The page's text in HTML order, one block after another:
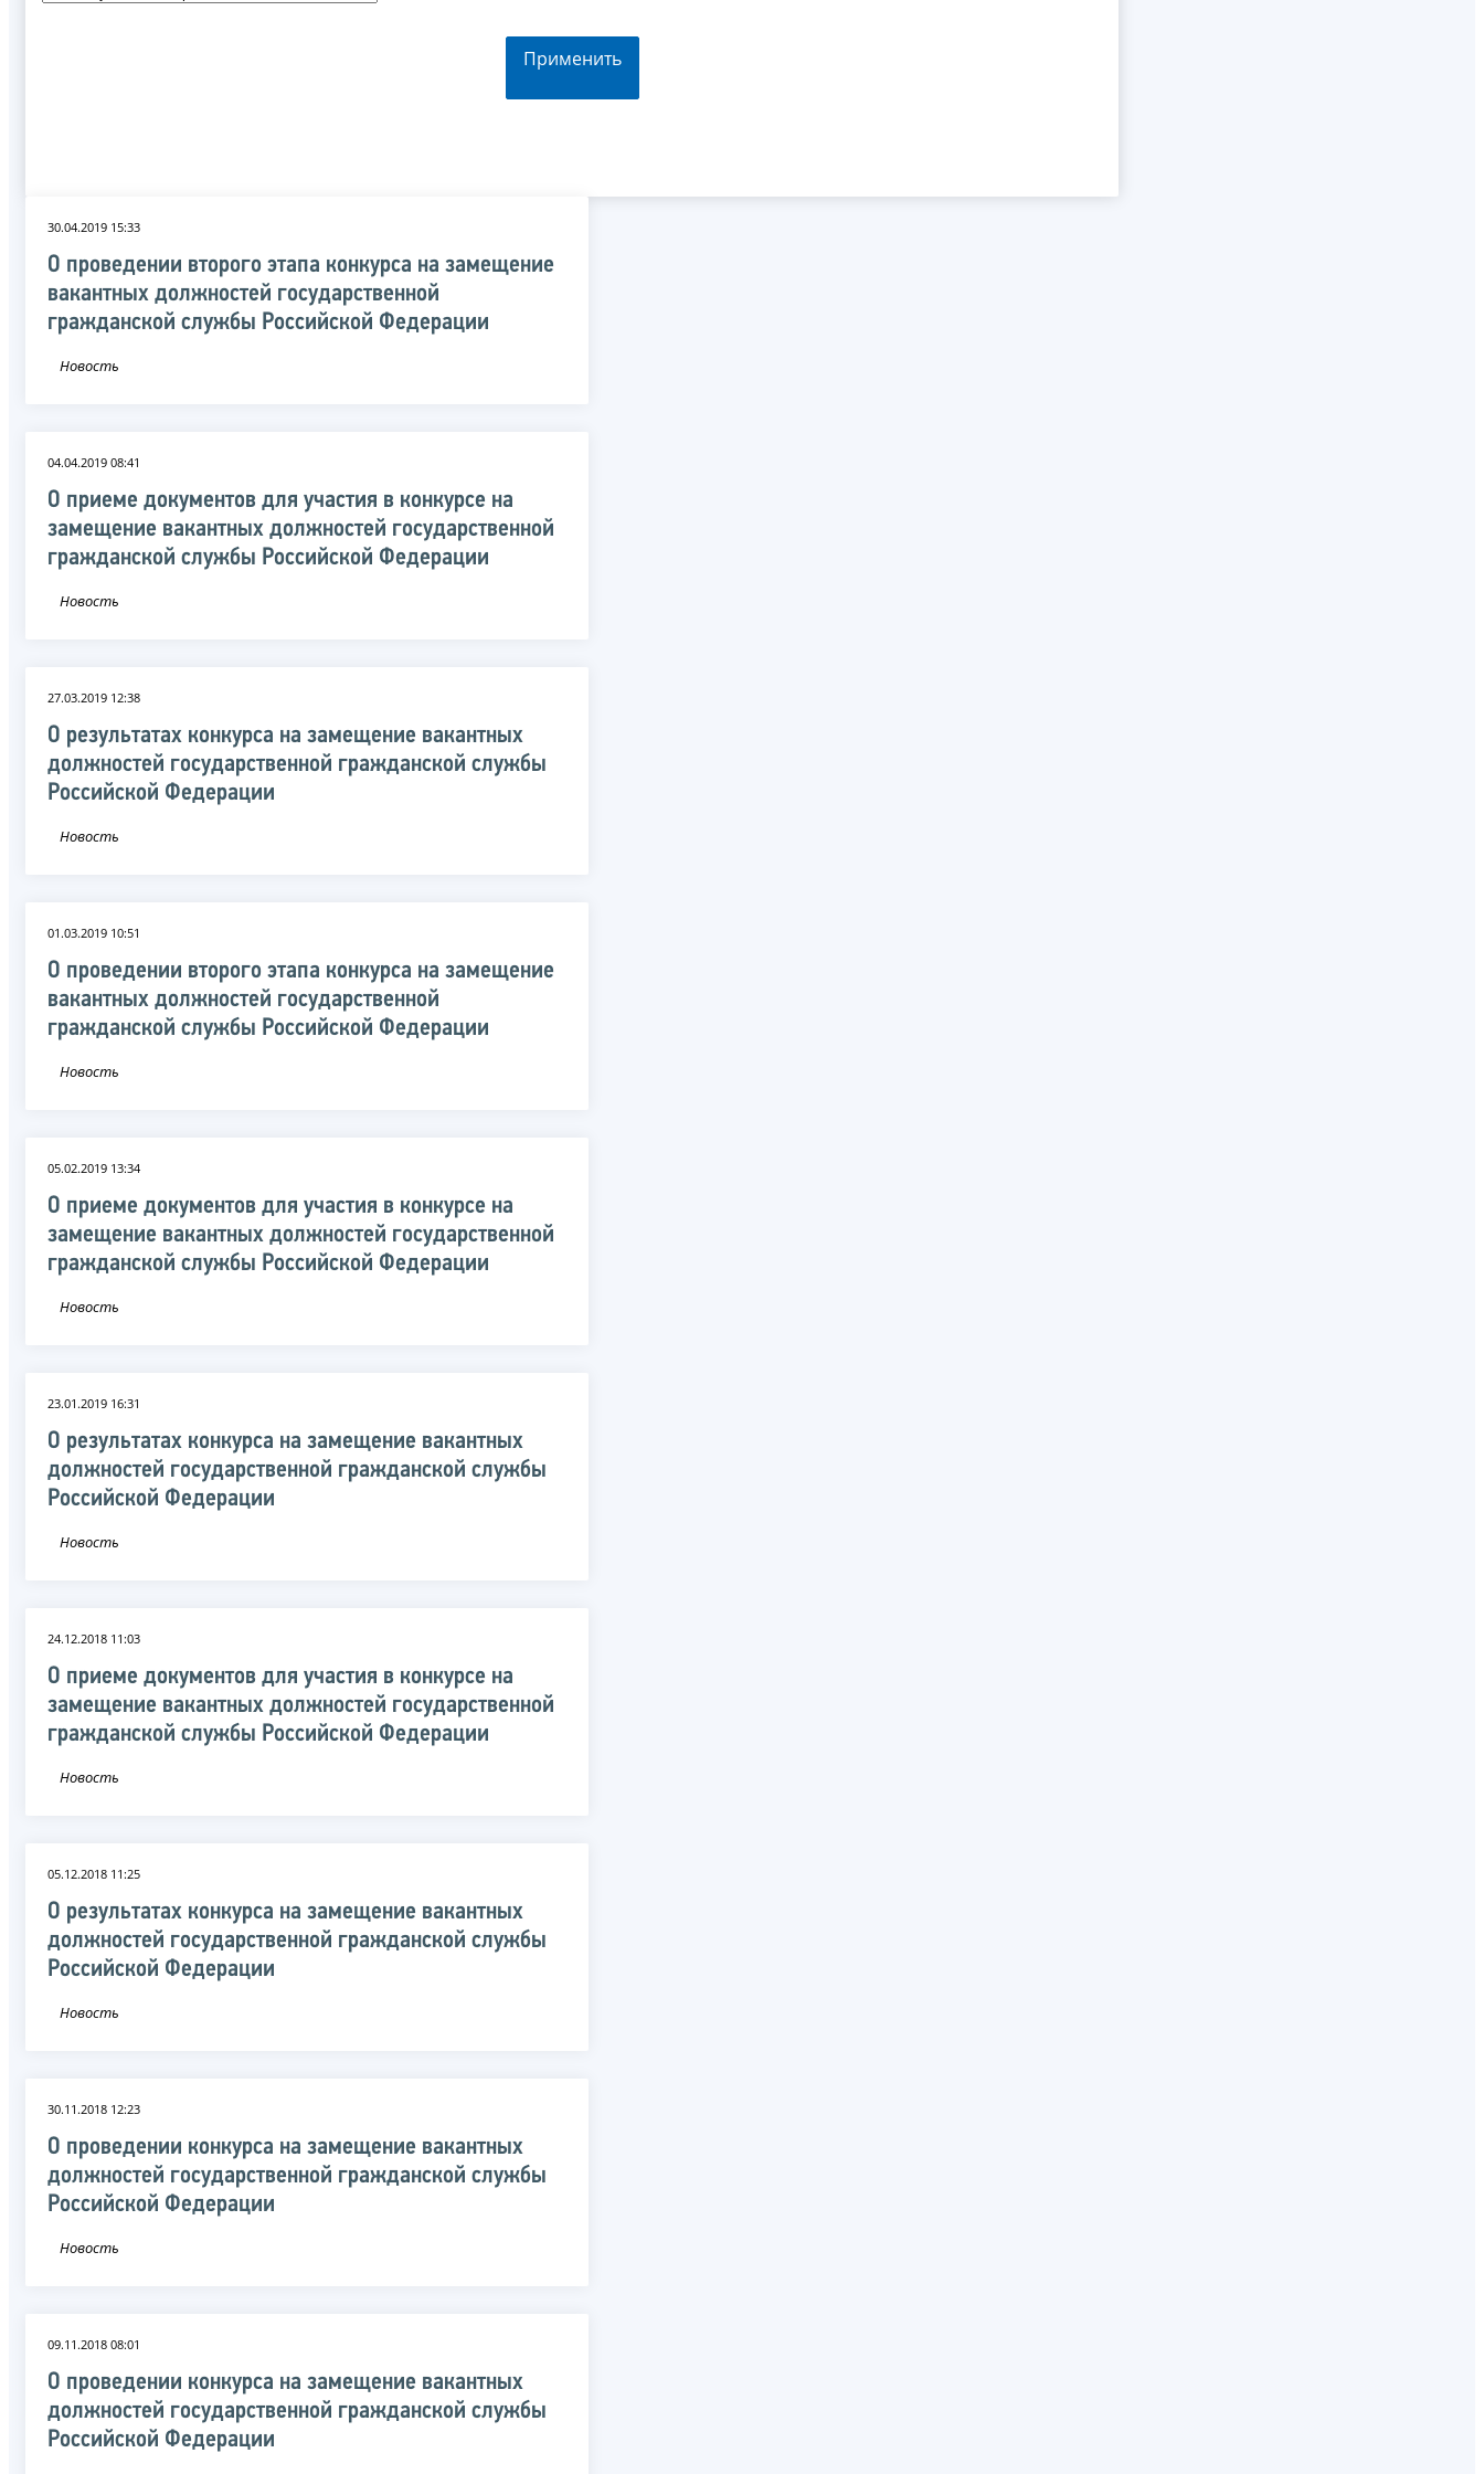
Применить
30.04.2019 15:33
О проведении второго этапа конкурса на замещение
вакантных должностей государственной
гражданской службы Российской Федерации
Новость
04.04.2019 08:41
О приеме документов для участия в конкурсе на
замещение вакантных должностей государственной
гражданской службы Российской Федерации
Новость
27.03.2019 12:38
О результатах конкурса на замещение вакантных
должностей государственной гражданской службы
Российской Федерации
Новость
01.03.2019 10:51
О проведении второго этапа конкурса на замещение
вакантных должностей государственной
гражданской службы Российской Федерации
Новость
05.02.2019 13:34
О приеме документов для участия в конкурсе на
замещение вакантных должностей государственной
гражданской службы Российской Федерации
Новость
23.01.2019 16:31
О результатах конкурса на замещение вакантных
должностей государственной гражданской службы
Российской Федерации
Новость
24.12.2018 11:03
О приеме документов для участия в конкурсе на
замещение вакантных должностей государственной
гражданской службы Российской Федерации
Новость
05.12.2018 11:25
О результатах конкурса на замещение вакантных
должностей государственной гражданской службы
Российской Федерации
Новость
30.11.2018 12:23
О проведении конкурса на замещение вакантных
должностей государственной гражданской службы
Российской Федерации
Новость
09.11.2018 08:01
О проведении конкурса на замещение вакантных
должностей государственной гражданской службы
Российской Федерации